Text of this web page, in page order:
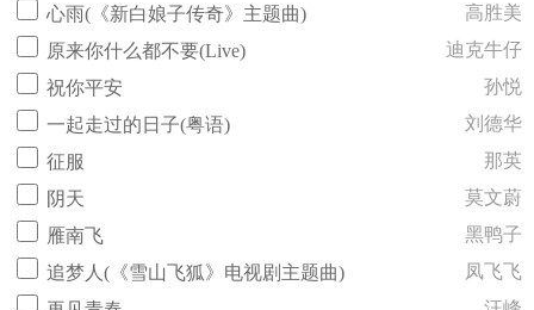
心雨(《新白娘子传奇》主题曲)
高胜美
原来你什么都不要(Live)
迪克牛仔
祝你平安
孙悦
一起走过的日子(粤语)
刘德华
征服
那英
阴天
莫文蔚
雁南飞
黑鸭子
追梦人(《雪山飞狐》电视剧主题曲)
凤飞飞